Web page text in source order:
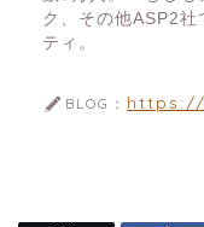
ク、その他ASP2社
ティ。
BLOG：